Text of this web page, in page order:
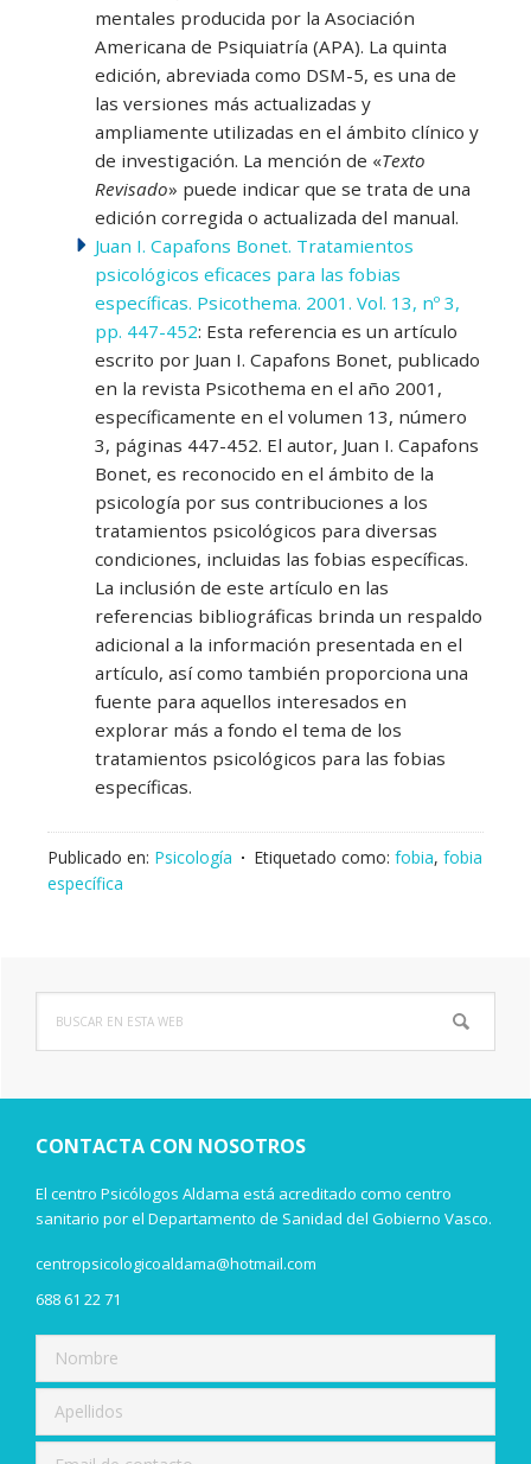
mentales producida por la Asociación
Americana de Psiquiatría (APA). La quinta
edición, abreviada como DSM-5, es una de
las versiones más actualizadas y
ampliamente utilizadas en el ámbito clínico y
de investigación. La mención de «Texto
Revisado» puede indicar que se trata de una
edición corregida o actualizada del manual.
Juan I. Capafons Bonet. Tratamientos
psicológicos eficaces para las fobias
específicas. Psicothema. 2001. Vol. 13, nº 3,
pp. 447-452: Esta referencia es un artículo
escrito por Juan I. Capafons Bonet, publicado
en la revista Psicothema en el año 2001,
específicamente en el volumen 13, número
3, páginas 447-452. El autor, Juan I. Capafons
Bonet, es reconocido en el ámbito de la
psicología por sus contribuciones a los
tratamientos psicológicos para diversas
condiciones, incluidas las fobias específicas.
La inclusión de este artículo en las
referencias bibliográficas brinda un respaldo
adicional a la información presentada en el
artículo, así como también proporciona una
fuente para aquellos interesados en
explorar más a fondo el tema de los
tratamientos psicológicos para las fobias
específicas.
Publicado en: Psicología Etiquetado como: fobia, fobia
específica
Barra
lateral
principal
esta
CONTACTA CON NOSOTROS
El centro Psicólogos Aldama está acreditado como centro
sanitario por el Departamento de Sanidad del Gobierno Vasco.
centropsicologicoaldama@hotmail.com
688 61 22 71